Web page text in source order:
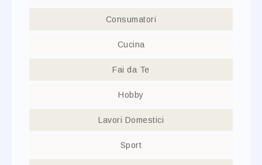
Consumatori
Cucina
Fai da Te
Hobby
Lavori Domestici
Sport